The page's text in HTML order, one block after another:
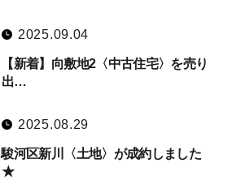
2025.09.04
【新着】向敷地2〈中古住宅〉を売り
出…
2025.08.29
駿河区新川〈土地〉が成約しました
★